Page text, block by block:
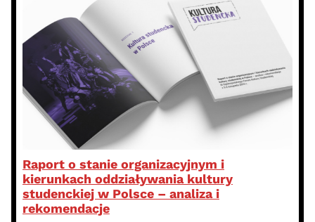
Raport o stanie organizacyjnym i
kierunkach oddziaływania kultury
studenckiej w Polsce – analiza i
rekomendacje